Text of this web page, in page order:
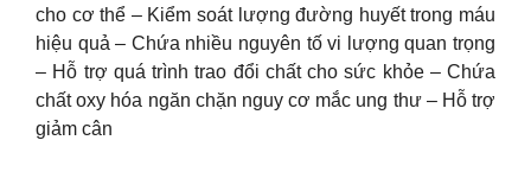
cho cơ thể – Kiểm soát lượng đường huyết trong máu
hiệu quả – Chứa nhiều nguyên tố vi lượng quan trọng
– Hỗ trợ quá trình trao đổi chất cho sức khỏe – Chứa
chất oxy hóa ngăn chặn nguy cơ mắc ung thư – Hỗ trợ
giảm cân